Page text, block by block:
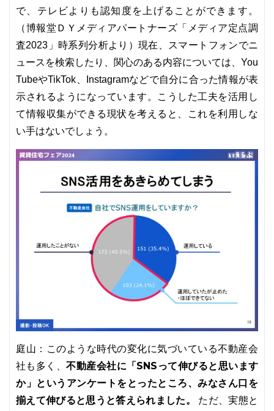
で、テレビよりも認知度を上げることができます。
（博報堂ＤＹメディアパートナーズ「メディア定点調
査2023」時系列分析より）現在、スマートフォンでニ
ュースを検索したり、関心のある内容については、You
TubeやTikTok、Instagramなどで自分に合った情報が表
示されるようになっています。こうした工夫を活用し
て情報収集ができる現状を考えると、これを利用しな
い手はないでしょう。
庭山：このような時代の変化に気づいている不動産会
社も多く、不動産会社に「SNSって伸びると思います
か」というアンケートをとったところ、みなさん口を
揃えて伸びると思うと答えられました。
ただ、実態と